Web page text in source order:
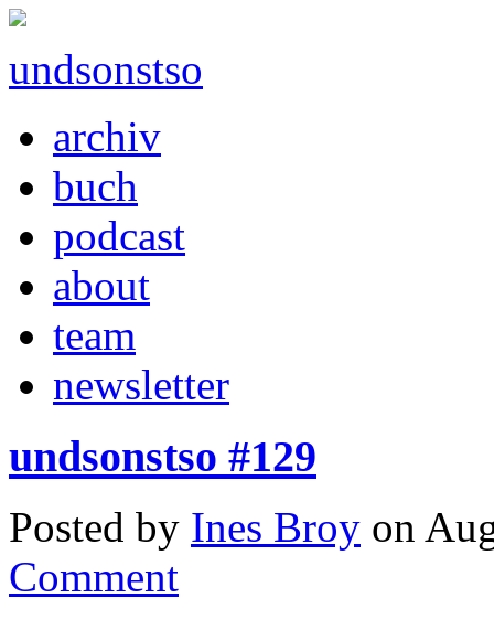
undsonstso
archiv
buch
podcast
about
team
newsletter
undsonstso #129
Posted by Ines Broy on
Comment